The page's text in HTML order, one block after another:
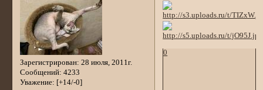
Зарегистрирован: 28 июля, 2011г.
Сообщений: 4233
Уважение: [+14/-0]
0